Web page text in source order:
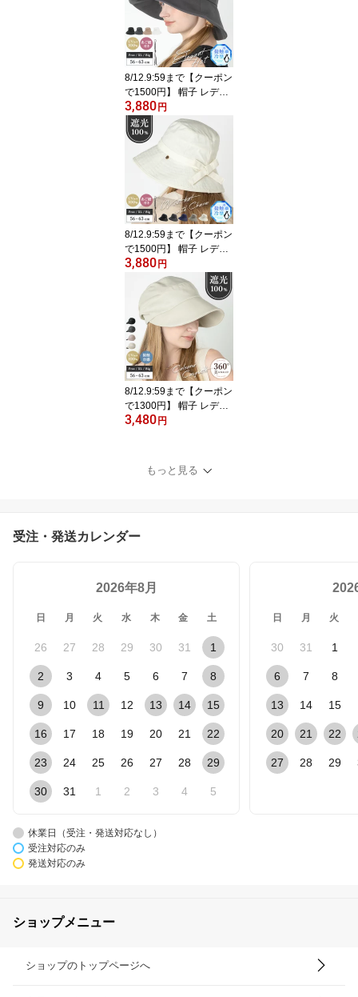
山 人気 つば広 おすすめ
オススメ 折りたたみ 日
焼け ぼうし 小顔 効果 飛
ばない 運動会 旅 春 夏 春
夏 母の日
8/12.9:59まで【クーポン
で1500円】 帽子 レディ
ース 大きいサイズ UV カ
ット 紫外線 カット 「エ
レガントUVハット」 人
気 つば広 おすすめ オス
スメ 折りたたみ 日焼け
ぼうし 小顔 効果 飛ばな
い 運動会 旅 春 夏 春夏
母の日
3,880 円
8/12.9:59まで【クーポン
で1500円】 帽子 レディ
ース 大きいサイズ UV カ
ット 紫外線 カット 「チ
ャーム付きUVハット」
人気 つば広 おすすめ オ
ススメ 折りたたみ 日焼
け ぼうし 小顔 効果 飛ば
ない 運動会 旅 春 夏 春夏
母の日
3,880 円
8/12.9:59まで【クーポン
で1300円】 帽子 レディ
ース 大きいサイズ UV カ
触 冷感 人気 つば広 おす
すめ オススメ 折りたた
3,480 円
もっと見る
受注・発送カレンダー
2026年8月
日 月 火 水 木 金 土
26 27 28 29 30 31 1
2 3 4 5 6 7 8
9 10 11 12 13 14 15
16 17 18 19 20 21 22
23 24 25 26 27 28 29
30 31 1 2 3 4 5
日 月 火
30 31 1
6 7 8
13 14 15
20 21 22
27 28 29
休業日（受注・発送対応なし）
受注対応のみ
発送対応のみ
ショップメニュー
ショップのトップページへ